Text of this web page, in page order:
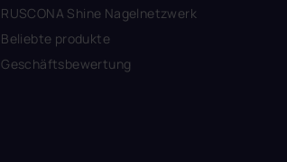
RUSCONA Shine Nagelnetzwerk
Beliebte produkte
Geschäftsbewertung